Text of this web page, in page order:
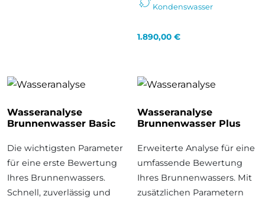
Kondenswasser
1.890,00€
Wasseranalyse
Brunnenwasser Basic
Die wichtigsten Parameter
für eine erste Bewertung
Ihres Brunnenwassers.
Schnell, zuverlässig und
Wasseranalyse
Brunnenwasser Plus
Erweiterte Analyse für eine
umfassende Bewertung
Ihres Brunnenwassers. Mit
zusätzlichen Parametern